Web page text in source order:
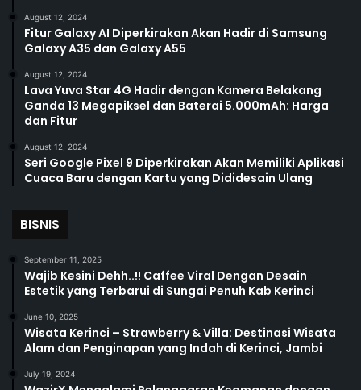
August 12, 2024
Fitur Galaxy AI Diperkirakan Akan Hadir di Samsung
Galaxy A35 dan Galaxy A55
August 12, 2024
Lava Yuva Star 4G Hadir dengan Kamera Belakang
Ganda 13 Megapiksel dan Baterai 5.000mAh: Harga
dan Fitur
August 12, 2024
Seri Google Pixel 9 Diperkirakan Akan Memiliki Aplikasi
Cuaca Baru dengan Kartu yang Dididesain Ulang
BISNIS
September 11, 2025
Wajib Kesini Dehh..!! Caffee Viral Dengan Desain
Estetik yang Terbarui di Sungai Penuh Kab Kerinci
June 10, 2025
Wisata Kerinci – Strawberry & Villa: Destinasi Wisata
Alam dan Penginapan yang Indah di Kerinci, Jambi
July 19, 2024